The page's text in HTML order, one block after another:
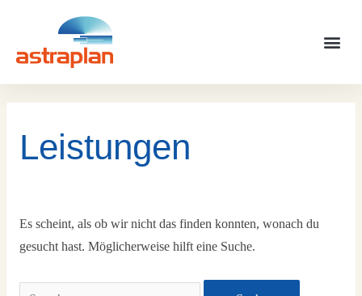
springen
Leistungen
Es scheint, als ob wir nicht das finden konnten, wonach du
gesucht hast. Möglicherweise hilft eine Suche.